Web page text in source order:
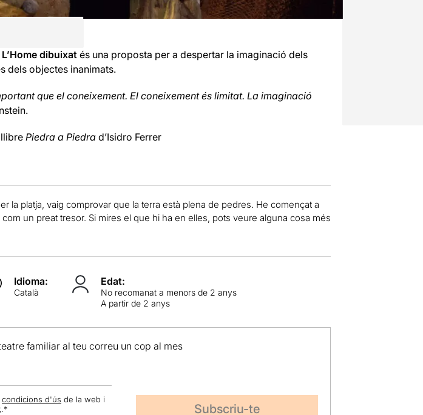
dibuixat és una proposta per a despertar la imaginació dels
dels objectes inanimats.
que el coneixement. El coneixement és limitat. La imaginació
Piedra a Piedrad’Isidro Ferrer
la platja, vaig comprovar que la terra està plena de pedres. He començat a
un preat tresor. Si mires el que hi ha en elles, pots veure alguna cosa més
Idioma:
Català
Edat:
No recomanat a menors de 2 anys
A partir de 2 anys
familiar al teu correu un cop al mes
condicions d'ús de la web i
.*